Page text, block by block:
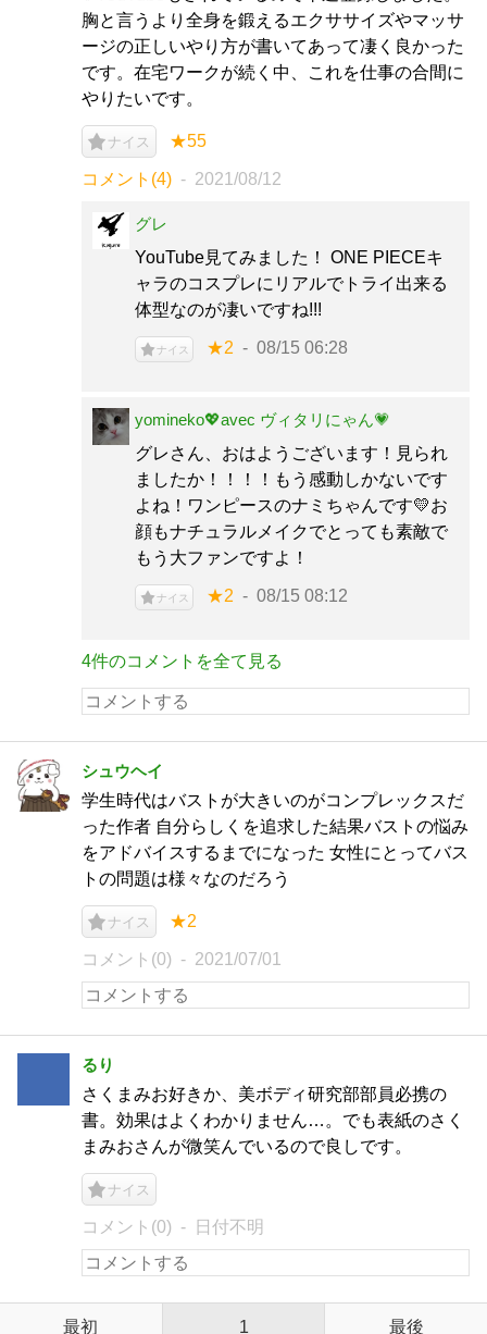
胸と言うより全身を鍛えるエクササイズやマッサ
ージの正しいやり方が書いてあって凄く良かった
です。在宅ワークが続く中、これを仕事の合間に
やりたいです。
ナイス ★55
コメント(4) 2021/08/12
グレ
YouTube見てみました！ ONE PIECEキ
ャラのコスプレにリアルでトライ出来る
体型なのが凄いですね!!!
ナイス ★2 08/15 06:28
yomineko💖avec ヴィタリにゃん💗
グレさん、おはようございます！見られ
ましたか！！！！もう感動しかないです
よね！ワンピースのナミちゃんです💛お
顔もナチュラルメイクでとっても素敵で
もう大ファンですよ！
ナイス ★2 08/15 08:12
4件のコメントを全て見る
シュウヘイ
学生時代はバストが大きいのがコンプレックスだ
った作者 自分らしくを追求した結果バストの悩み
をアドバイスするまでになった 女性にとってバス
トの問題は様々なのだろう
ナイス ★2
コメント(0) 2021/07/01
るり
さくまみお好きか、美ボディ研究部部員必携の
書。効果はよくわかりません…。でも表紙のさく
まみおさんが微笑んでいるので良しです。
ナイス
コメント(0) 日付不明
最初 1 最後